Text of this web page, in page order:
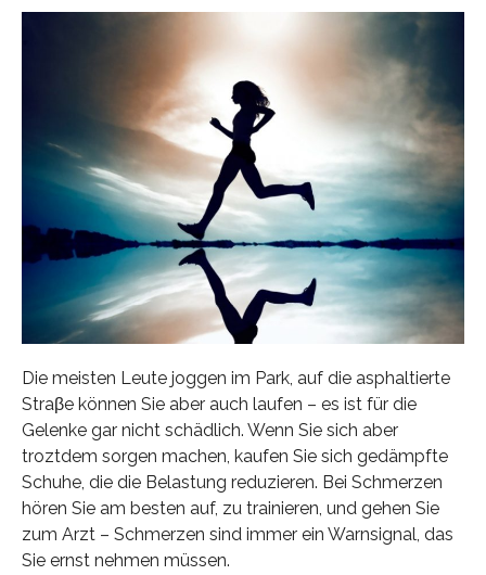
Die meisten Leute joggen im Park, auf die asphaltierte
Straβe können Sie aber auch laufen – es ist für die
Gelenke gar nicht schädlich. Wenn Sie sich aber
troztdem sorgen machen, kaufen Sie sich gedämpfte
Schuhe, die die Belastung reduzieren. Bei Schmerzen
hören Sie am besten auf, zu trainieren, und gehen Sie
zum Arzt – Schmerzen sind immer ein Warnsignal, das
Sie ernst nehmen müssen.